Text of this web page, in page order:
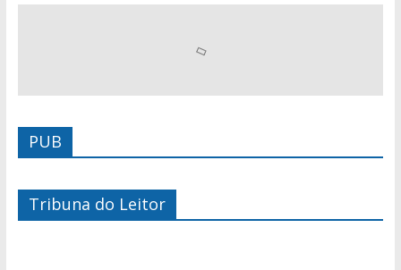
PUB
Tribuna do Leitor